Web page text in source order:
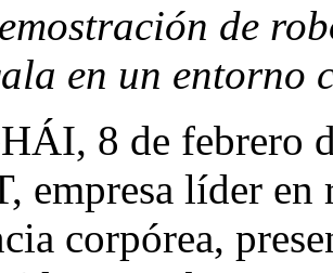
de
en un entorno
, 8 de febrero
empresa líder en
corpórea,